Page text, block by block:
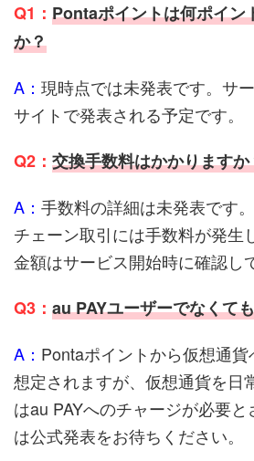
Q1： Pontaポイントは何ポイン
か？
A： 現時点では未発表です。サ
サイトで発表される予定です。
Q2： 交換手数料はかかりますか
A： 手数料の詳細は未発表です
チェーン取引には手数料が発生
金額はサービス開始時に確認し
Q3： au PAYユーザーでなくて
A： Pontaポイントから仮想通貨
想定されますが、仮想通貨を日
はau PAYへのチャージが必要
は公式発表をお待ちください。